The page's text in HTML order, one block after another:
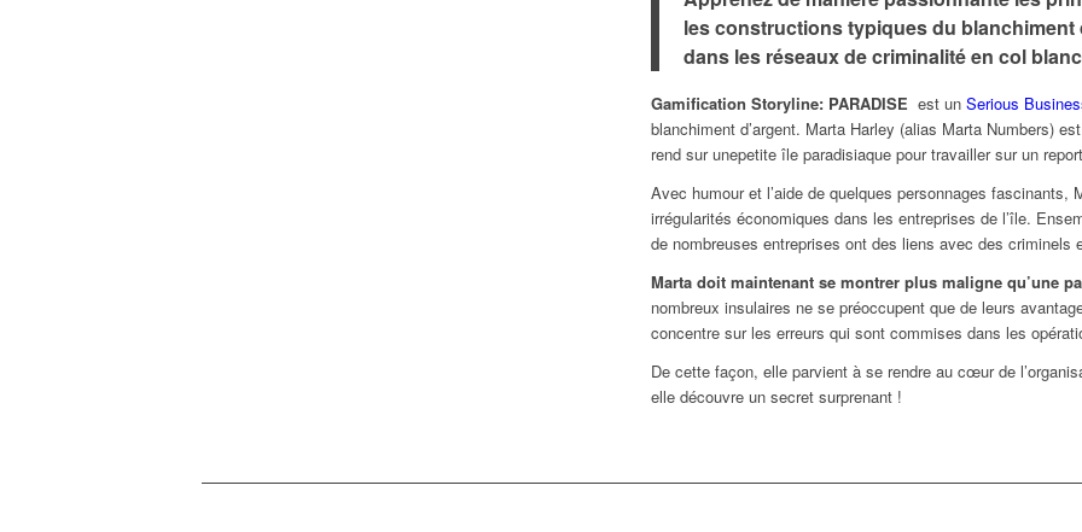
les constructions typiques du blanchiment
dans les réseaux de criminalité en col blanc
Gamification Storyline: PARADISE est un Serious
blanchiment d’argent. Marta Harley (alias Marta Numbers)
rend sur unepetite île paradisiaque pour travailler sur un
Avec humour et l’aide de quelques personnages fascinants,
irrégularités économiques dans les entreprises de l’île.
de nombreuses entreprises ont des liens avec des criminels
Marta doit maintenant se montrer plus maligne qu’une
nombreux insulaires ne se préoccupent que de leurs
concentre sur les erreurs qui sont commises dans les
De cette façon, elle parvient à se rendre au cœur de
elle découvre un secret surprenant !